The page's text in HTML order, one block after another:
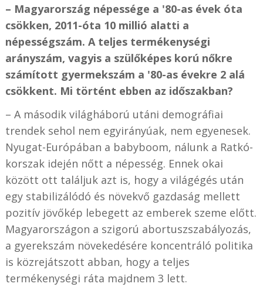
– Magyarország népessége a '80-as évek óta
csökken, 2011-óta 10 millió alatti a
népességszám. A teljes termékenységi
arányszám, vagyis a szülőképes korú nőkre
számított gyermekszám a '80-as évekre 2 alá
csökkent. Mi történt ebben az időszakban?
– A második világháború utáni demográfiai
trendek sehol nem egyirányúak, nem egyenesek.
Nyugat-Európában a babyboom, nálunk a Ratkó-
korszak idején nőtt a népesség. Ennek okai
között ott találjuk azt is, hogy a világégés után
egy stabilizálódó és növekvő gazdaság mellett
pozitív jövőkép lebegett az emberek szeme előtt.
Magyarországon a szigorú abortuszszabályozás,
a gyerekszám növekedésére koncentráló politika
is közrejátszott abban, hogy a teljes
termékenységi ráta majdnem 3 lett.